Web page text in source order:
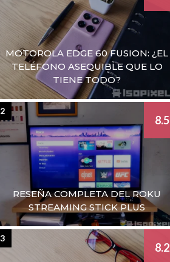
MOTOROLA EDGE 60 FUSION: ¿EL
TELÉFONO ASEQUIBLE QUE LO
TIENE TODO?
RESEÑA COMPLETA DEL ROKU
STREAMING STICK PLUS
8.5
2
8.2
3